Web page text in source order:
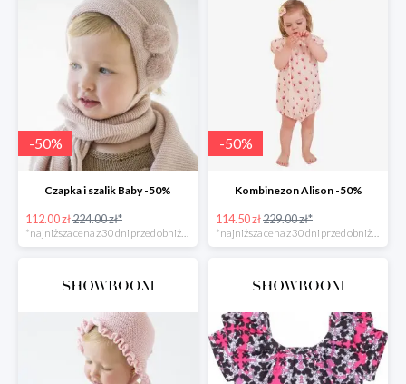
-50%
Czapka i szalik Baby -50%
112.00 zł224.00 zł*
*najniższa cena z 30 dni przed obniżką
-50%
Kombinezon Alison -50%
114.50 zł229.00 zł*
*najniższa cena z 30 dni przed obniżką